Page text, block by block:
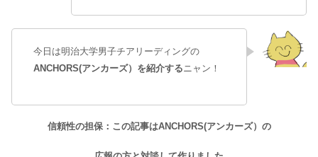
今日は明治大学男子チアリーディングの
ANCHORS(アンカーズ）を紹介するニャン！
信頼性の担保：この記事はANCHORS(アンカーズ）の